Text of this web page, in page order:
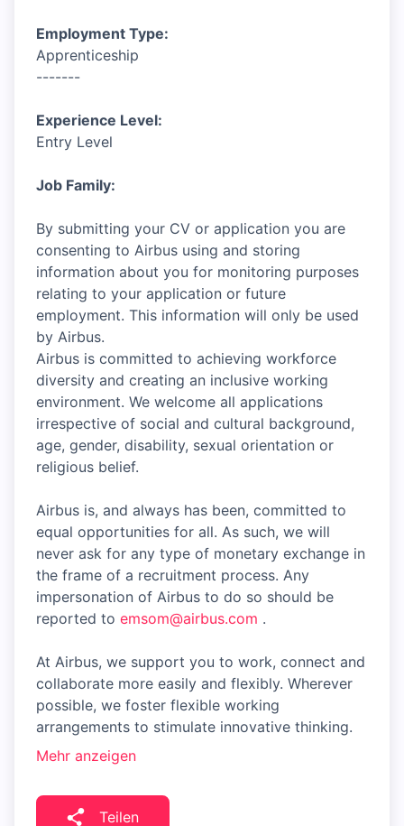
Employment Type:
Apprenticeship
-------
Experience Level:
Entry Level
Job Family:
By submitting your CV or application you are
consenting to Airbus using and storing
information about you for monitoring purposes
relating to your application or future
employment. This information will only be used
by Airbus.
Airbus is committed to achieving workforce
diversity and creating an inclusive working
environment. We welcome all applications
irrespective of social and cultural background,
age, gender, disability, sexual orientation or
religious belief.
Airbus is, and always has been, committed to
equal opportunities for all. As such, we will
never ask for any type of monetary exchange in
the frame of a recruitment process. Any
impersonation of Airbus to do so should be
reported to emsom@airbus.com .
At Airbus, we support you to work, connect and
collaborate more easily and flexibly. Wherever
possible, we foster flexible working
arrangements to stimulate innovative thinking.
Mehr anzeigen
Teilen